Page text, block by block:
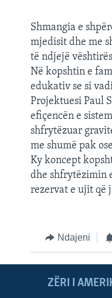
Shmangia e
mjedisit dhe me
të ndjejë
Në kopshtin e
edukativ se si
Projektuesi Paul
efiçencën e
shfrytëzuar
me shumë pak
Ky koncept
dhe shfrytëzimin
rezervat e ujit që
Ndajeni
ZËRI I